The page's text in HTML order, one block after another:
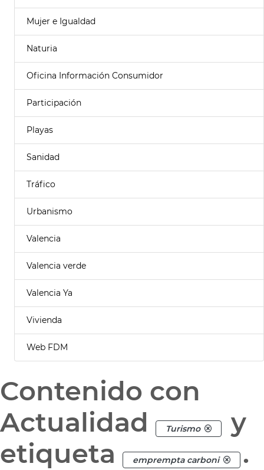
Mujer e Igualdad
Naturia
Oficina Información Consumidor
Participación
Playas
Sanidad
Tráfico
Urbanismo
Valencia
Valencia verde
Valencia Ya
Vivienda
Web FDM
Contenido con
Actualidad
Turismo
y
etiqueta
emprempta carboni .